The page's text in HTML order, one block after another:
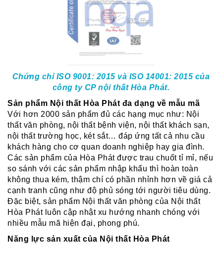
Chứng chỉ ISO 9001: 2015 và ISO 14001: 2015 của
công ty CP nội thất Hòa Phát.
Sản phẩm Nội thất Hòa Phát đa dạng về mẫu mã
Với hơn 2000 sản phẩm đủ các hạng mục như: Nội
thất văn phòng, nội thất bệnh viện, nội thất khách sạn,
nội thất trường học, két sắt… đáp ứng tất cả nhu cầu
khách hàng cho cơ quan doanh nghiệp hay gia đình.
Các sản phẩm của Hòa Phát được trau chuốt tỉ mỉ, nếu
so sánh với các sản phẩm nhập khẩu thì hoàn toàn
không thua kém, thậm chí có phần nhỉnh hơn về giá cả
cạnh tranh cũng như độ phủ sóng tới người tiêu dùng.
Đặc biệt, sản phẩm Nội thất văn phòng của Nội thất
Hòa Phát luôn cập nhật xu hướng nhanh chóng với
nhiều mẫu mã hiện đại, phong phú.
Năng lực sản xuất của Nội thất Hòa Phát